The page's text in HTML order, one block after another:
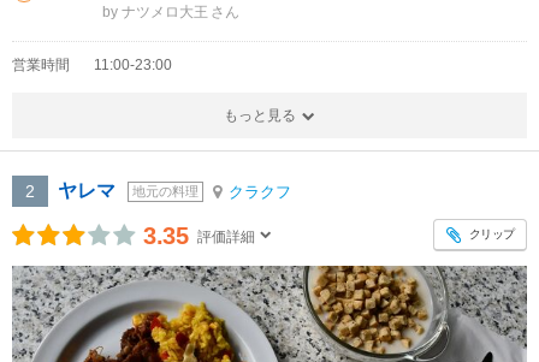
by ナツメロ大王
営業時間 11:00-23:00
もっと見る
2 ヤレマ 地元の料理 クラクフ
3.35 評価詳細 クリップ